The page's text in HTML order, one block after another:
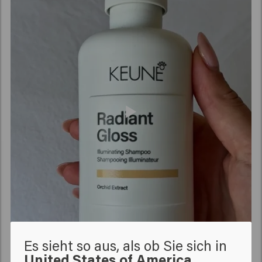
Es sieht so aus, als ob Sie sich in